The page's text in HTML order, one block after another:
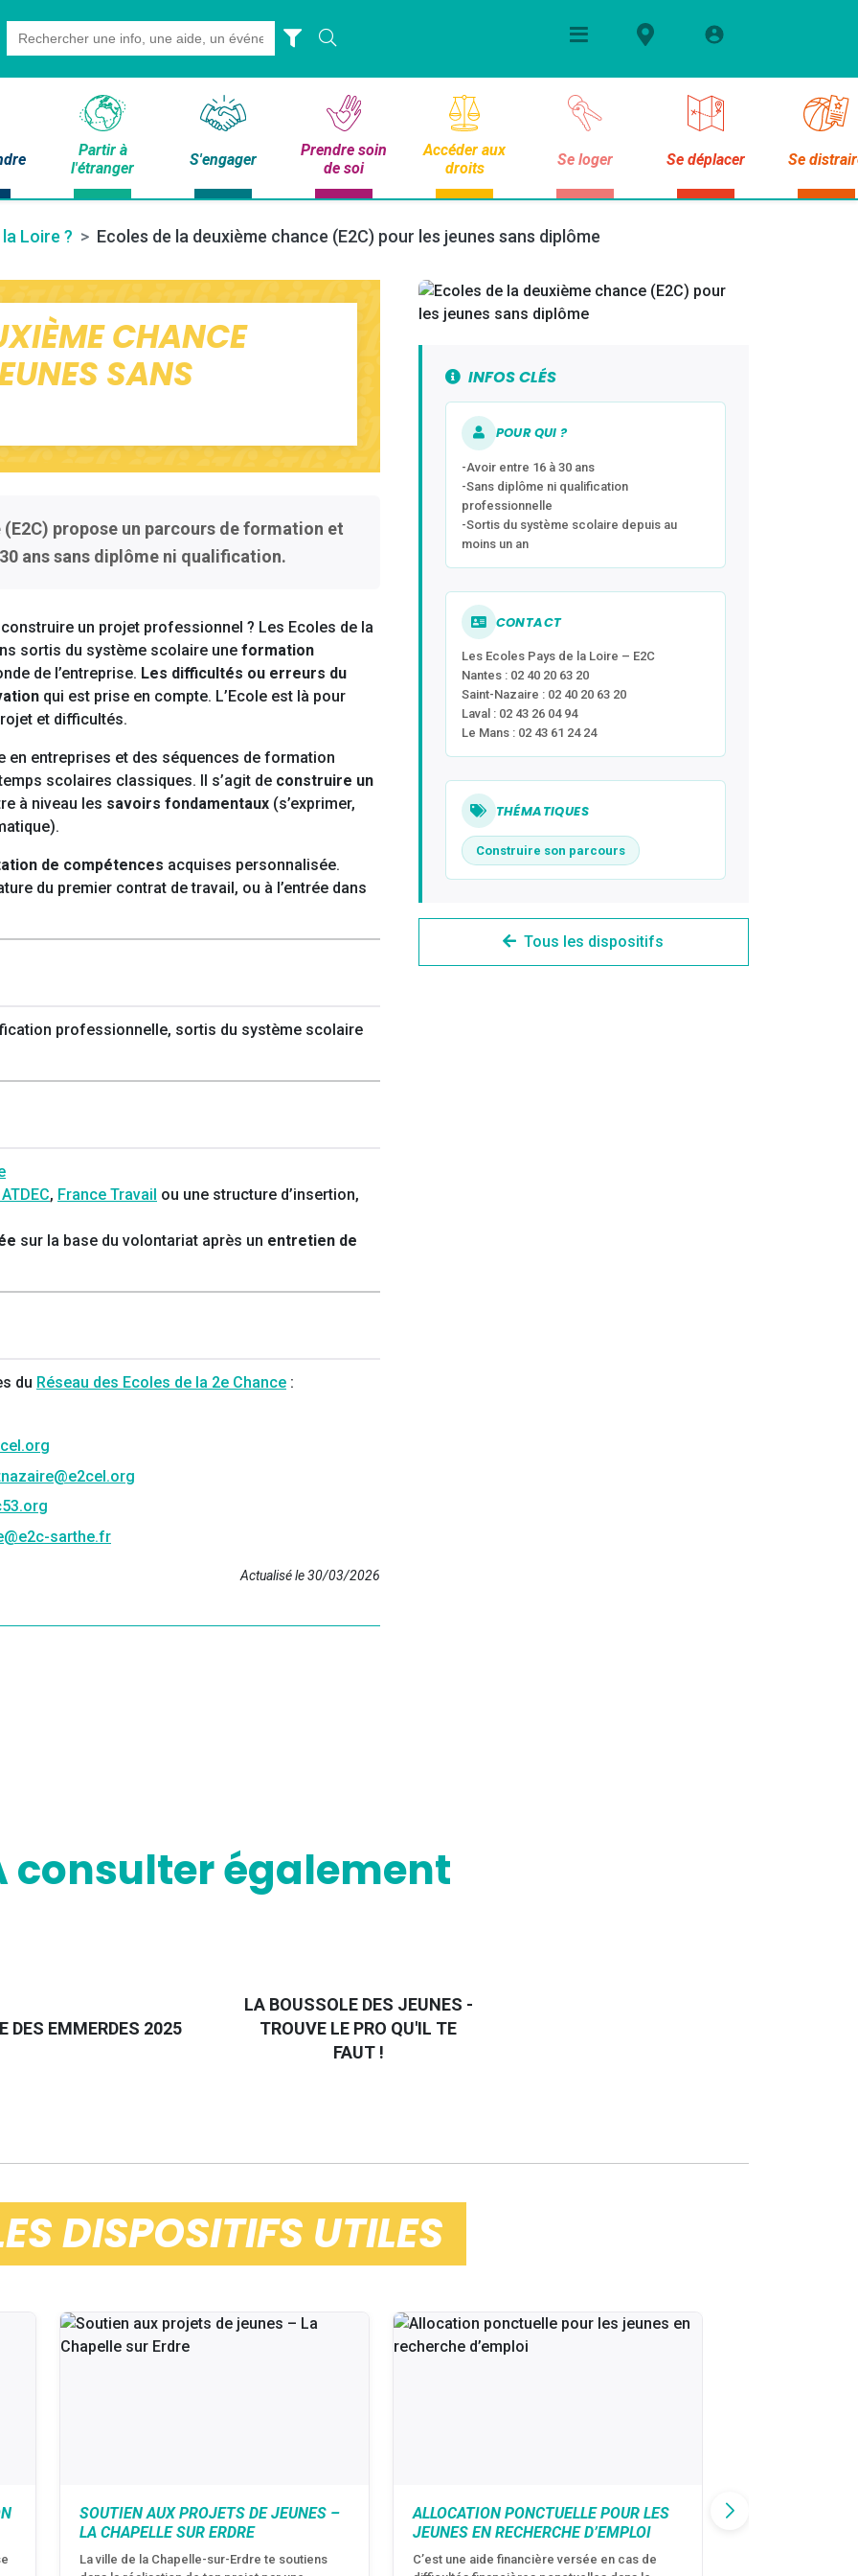
Search
for:
Partir à
l'étranger
S'engager
Prendre soin
de soi
Accéder aux
droits
Se loger Se déplacer Se
Loire ? Ecoles de la deuxième chance (E2C) pour les jeunes sans diplôme
CHANCE
SANS
(E2C) propose un parcours de formation et
ans sans diplôme ni qualification.
un projet professionnel ? Les Ecoles de la
sortis du système scolaire une formation
de l’entreprise. Les difficultés ou erreurs du
qui est prise en compte. L’Ecole est là pour
et difficultés.
en entreprises et des séquences de formation
scolaires classiques. Il s’agit de construire un
à niveau les savoirs fondamentaux (s’exprimer,
de compétences acquises personnalisée.
du premier contrat de travail, ou à l’entrée dans
professionnelle, sortis du système scolaire
, France Travail ou une structure d’insertion,
sur la base du volontariat après un entretien de
du Réseau des Ecoles de la 2e Chance :
sarthe.fr
Actualisé le 30/03/2026
INFOS CLÉS
POUR QUI ?
-Avoir entre 16 à 30 ans
-Sans diplôme ni qualification
professionnelle
-Sortis du système scolaire depuis au
moins un an
CONTACT
Les Ecoles Pays de la Loire – E2C
Nantes : 02 40 20 63 20
Saint-Nazaire : 02 40 20 63 20
Laval : 02 43 26 04 94
Le Mans : 02 43 61 24 24
THÉMATIQUES
Construire son parcours
Tous les dispositifs
consulter également
DES EMMERDES 2025
LA BOUSSOLE DES JEUNES -
TROUVE LE PRO QU'IL TE
FAUT !
DISPOSITIFS UTILES
SOUTIEN AUX PROJETS DE JEUNES –
LA CHAPELLE SUR ERDRE
La ville de la Chapelle-sur-Erdre te soutiens
ALLOCATION PONCTUELLE POUR LES
JEUNES EN RECHERCHE D’EMPLOI
C’est une aide financière versée en cas de